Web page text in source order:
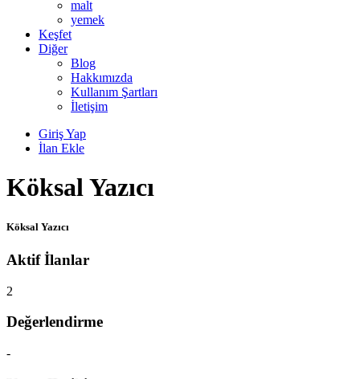
malt
yemek
Keşfet
Diğer
Blog
Hakkımızda
Kullanım Şartları
İletişim
Giriş Yap
İlan Ekle
Köksal Yazıcı
Köksal Yazıcı
Aktif İlanlar
2
Değerlendirme
-